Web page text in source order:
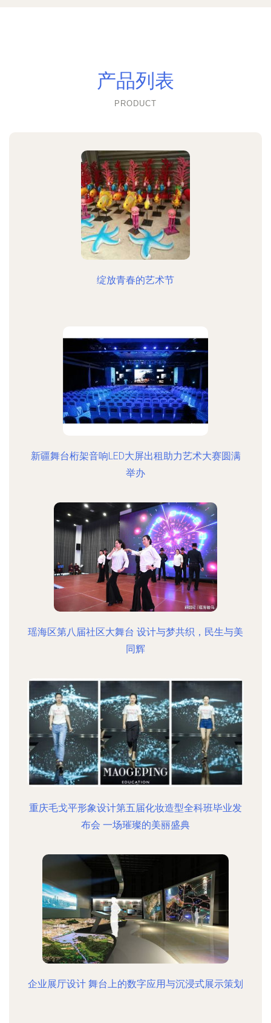
产品列表
PRODUCT
绽放青春的艺术节
新疆舞台桁架音响LED大屏出租助力艺术大赛圆满
举办
瑶海区第八届社区大舞台 设计与梦共织，民生与美
同辉
重庆毛戈平形象设计第五届化妆造型全科班毕业发
布会 一场璀璨的美丽盛典
企业展厅设计 舞台上的数字应用与沉浸式展示策划